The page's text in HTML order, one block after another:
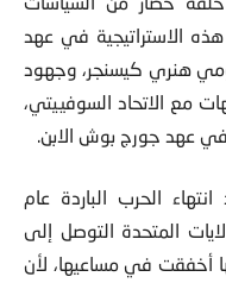
الاستراتيجية في عهد
هنري كيسنجر، وجهود
مع الاتحاد السوفييتي،
في عهد جورج بوش الابن.
الحرب الباردة عام
المتحدة التوصل إلى
أخفقت في مساعيها، لأن